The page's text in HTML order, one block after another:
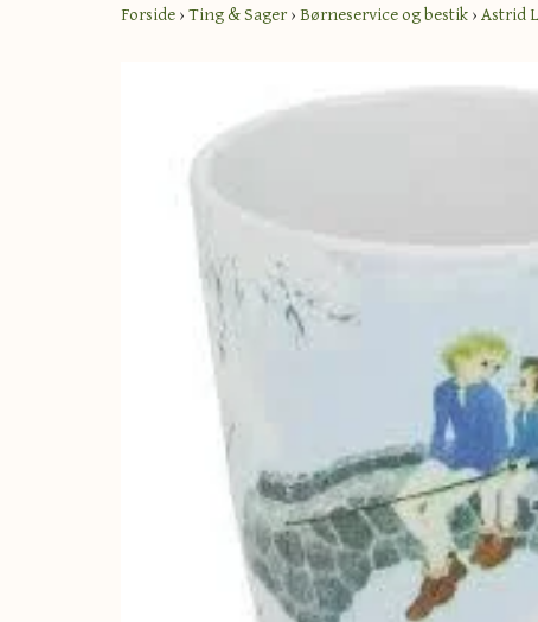
Forside›Ting & Sager›Børneservice og bestik›Astrid